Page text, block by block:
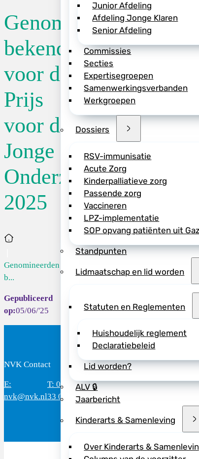
Junior Afdeling
Afdeling Jonge Klaren
Senior Afdeling
Commissies
Secties
Expertisegroepen
Samenwerkingsverbanden
Werkgroepen
Dossiers
RSV-immunisatie
Acute Zorg
Kinderpalliatieve zorg
Passende zorg
Vaccineren
LPZ-implementatie
SOP opvang patiënten uit
Standpunten
Lidmaatschap en lid worden
Statuten en Reglementen
Huishoudelijk reglement
Declaratiebeleid
Lid worden?
ALV 🔒
Jaarbericht
Kinderarts & Samenleving
Over Kinderarts &
Genomineerden
bekend
voor de
Prijs
voor de
Jonge
Onderzoeker
2025
Home
Genomineerden
b...
05/06/'25
De NVK
metTULIPS
origineel
Hollander,
plenaire
Naast de
de
Lees meer
NVK Contact
E:
nvk@nvk.nl
T: 088 - 282
33 06
Bereikbaar: 8.30 - 17.00 uur
(werkdagen)